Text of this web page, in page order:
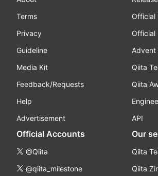
Terms
Privacy
Guideline
Media Kit
Feedback/Requests
Help
Advertisement
Official
Official
Advent
Qiita
Qiita
API
Official Accounts
@Qiita
@qiita_milestone
Our
Qiita
Qiita